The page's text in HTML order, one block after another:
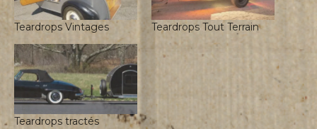
Teardrops Vintages Teardrops Tout Terrain
Teardrops tractés